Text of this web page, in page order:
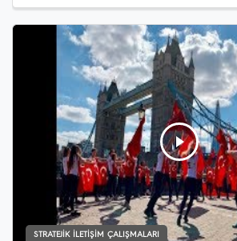
STRATEJIK İLETIŞIM ÇALIŞMALARI